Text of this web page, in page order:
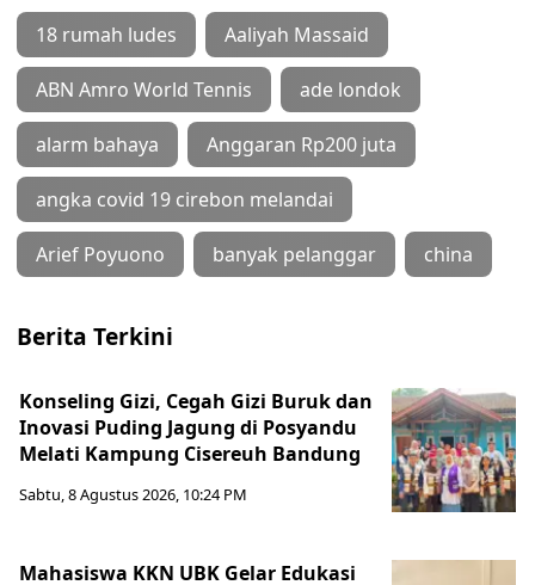
18 rumah ludes Aaliyah Massaid
ABN Amro World Tennis ade londok
alarm bahaya Anggaran Rp200 juta
angka covid 19 cirebon melandai
Arief Poyuono banyak pelanggar china
Berita Terkini
Konseling Gizi, Cegah Gizi Buruk dan
Inovasi Puding Jagung di Posyandu
Melati Kampung Cisereuh Bandung
Sabtu, 8 Agustus 2026, 10:24 PM
Mahasiswa KKN UBK Gelar Edukasi